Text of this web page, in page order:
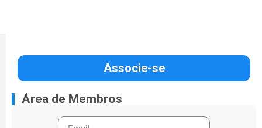
Associe-se
Área de Membros